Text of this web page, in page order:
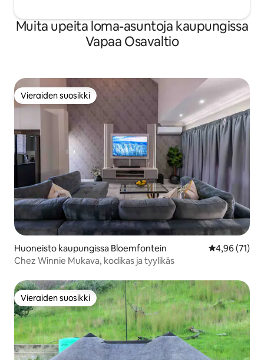
Muita upeita loma-asuntoja kaupungissa
Vapaa Osavaltio
Vieraiden suosikki
Vieraiden suosikki
Huoneisto kaupungissa Bloemfontein
4,96 (71)
Chez Winnie Mukava, kodikas ja tyylikäs
Vieraiden suosikki
Vieraiden suosikki